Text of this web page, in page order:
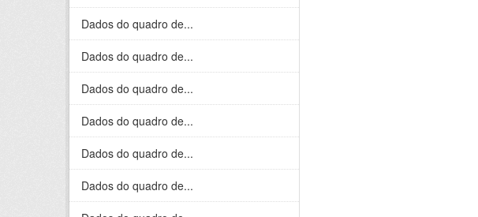
Dados do quadro de...
Dados do quadro de...
Dados do quadro de...
Dados do quadro de...
Dados do quadro de...
Dados do quadro de...